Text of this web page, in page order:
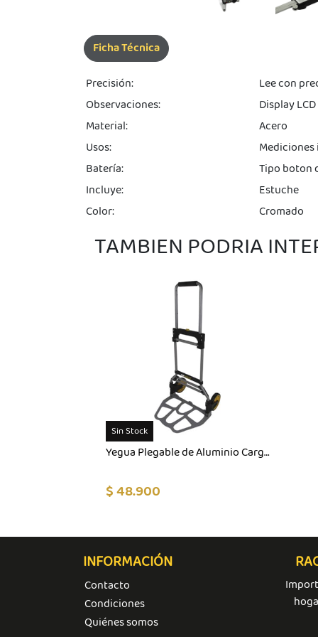
Precisión:
Lee con
Observaciones:
Display
Material:
Acero
Usos:
Batería:
Tipo boton
Incluye:
Estuche
Color:
Cromado
Ficha Técnica
TAMBIEN PODRIA
Sin Stock
Yegua Plegable de Aluminio Cargas Pesadas
$ 48.900
INFORMACIÓN
Contacto
Condiciones
Quiénes somos